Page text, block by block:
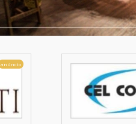
anúncio